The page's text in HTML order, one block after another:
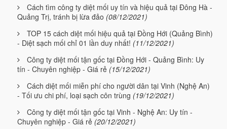
Cách tìm công ty diệt mối uy tín và hiệu quả tại Đông Hà -
Quảng Trị, tránh bị lừa đảo (08/12/2021)
TOP 15 cách diệt mối hiệu quả tại Đồng Hới (Quảng Bình)
- Diệt sạch mối chỉ 01 lần duy nhất! (11/12/2021)
Công ty diệt mối tận gốc tại Đồng Hới - Quảng Bình: Uy
tín - Chuyên nghiệp - Giá rẻ (15/12/2021)
Cách diệt mối miễn phí cho người dân tại Vinh (Nghệ An)
- Tối ưu chi phí, loại sạch côn trùng (19/12/2021)
Công ty diệt mối tận gốc tại Vinh - Nghệ An: Uy tín -
Chuyên nghiệp - Giá rẻ (20/12/2021)